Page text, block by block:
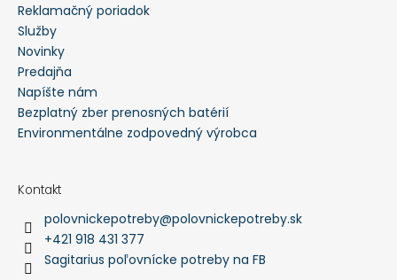
Reklamačný poriadok
Služby
Novinky
Predajňa
Napíšte nám
Bezplatný zber prenosných batérií
Environmentálne zodpovedný výrobca
Kontakt
polovnickepotreby@polovnickepotreby.sk
+421 918 431 377
Sagitarius poľovnícke potreby na FB